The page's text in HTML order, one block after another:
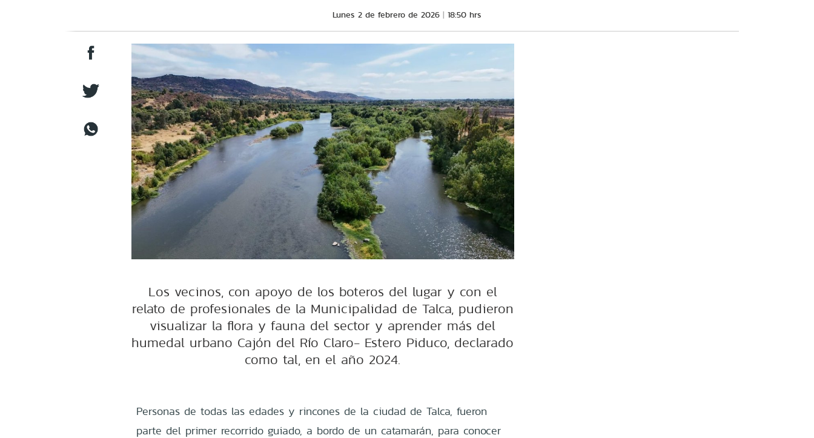
Lunes 2 de febrero de 2026 18:50 hrs
Los vecinos, con apoyo de los boteros del lugar y con el
relato de profesionales de la Municipalidad de Talca, pudieron
visualizar la flora y fauna del sector y aprender más del
humedal urbano Cajón del Río Claro- Estero Piduco, declarado
como tal, en el año 2024.
Personas de todas las edades y rincones de la ciudad de Talca, fueron
parte del primer recorrido guiado, a bordo de un catamarán, para conocer